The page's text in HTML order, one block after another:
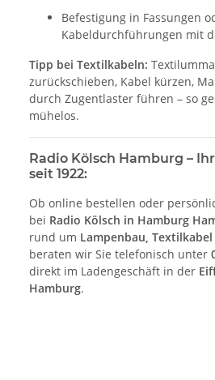
Befestigung in Fassungen
Kabeldurchführungen mit
Tipp bei Textilkabeln:
zurückschieben, Kabel kürzen,
durch Zugentlaster führen – so
mühelos.
Radio Kölsch Hamburg –
seit 1922:
Ob online bestellen oder
bei Radio Kölsch in Hamburg
rund um Lampenbau,
beraten wir Sie telefonisch unter
direkt im Ladengeschäft in der
Hamburg.